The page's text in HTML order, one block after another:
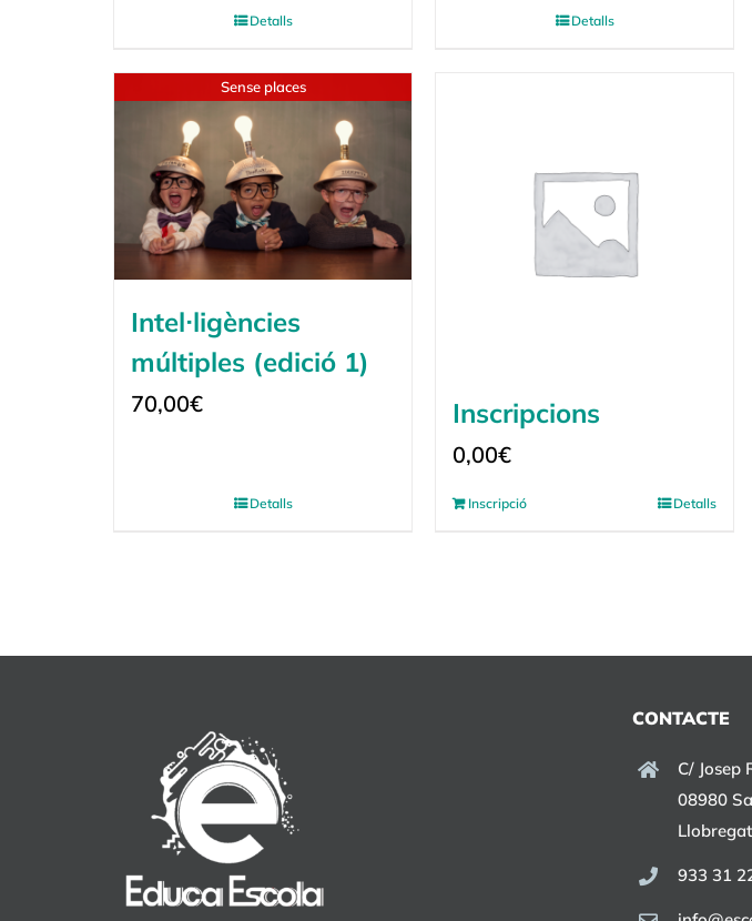
Detalls Detalls
Sense places
Intel·ligències
múltiples (edició 1)
70,00€
Detalls
Inscripcions
0,00€
Inscripció Detalls
CONTACTE
C/ Josep
08980
933 31